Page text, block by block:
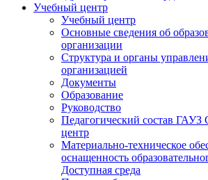
Учебный центр
Учебный центр
Основные сведения об
организации
Структура и органы
организацией
Документы
Образование
Руководство
Педагогический состав
центр
Материально-техническое
оснащенность
Доступная среда